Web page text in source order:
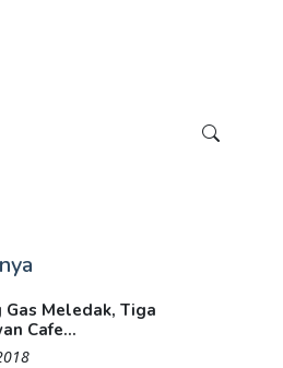
Gas Meledak, Tiga
Cafe...